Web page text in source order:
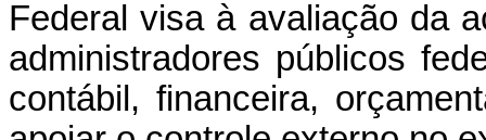
Federal visa à avaliação da
administradores públicos
contábil, financeira,